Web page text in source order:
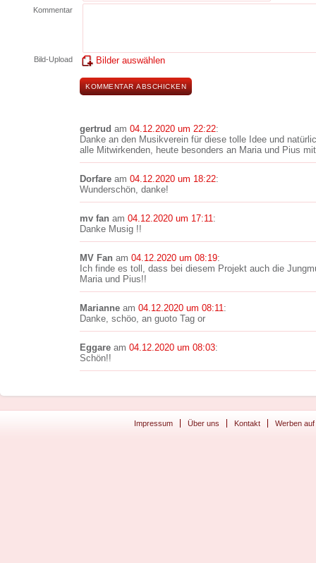
Kommentar
Bild-Upload Bilder auswählen
gertrud am 04.12.2020 um 22:22:
Danke an den Musikverein für diese tolle Idee und
alle Mitwirkenden, heute besonders an Maria und Pius
Dorfare am 04.12.2020 um 18:22:
Wunderschön, danke!
mv fan am 04.12.2020 um 17:11:
Danke Musig !!
MV Fan am 04.12.2020 um 08:19:
Ich finde es toll, dass bei diesem Projekt auch die
Maria und Pius!!
Marianne am 04.12.2020 um 08:11:
Danke, schöo, an guoto Tag or
Eggare am 04.12.2020 um 08:03:
Schön!!
Impressum Über uns Kontakt Werben